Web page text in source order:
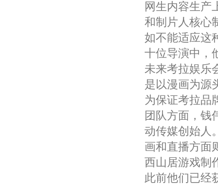
网生内容生产
和制片人核心
如不能适应这
十位导演中，
未来考拉娱乐
是以漫画为源
为保证考拉品
团队方面，钱
动传媒创始人
画和直播方面
西山居游戏制
此前他们已经